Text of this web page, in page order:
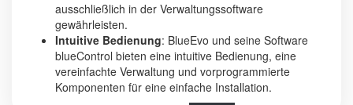
ausschließlich in der Verwaltungssoftware
gewährleisten.
Intuitive Bedienung: BlueEvo und seine Software
blueControl bieten eine intuitive Bedienung, eine
vereinfachte Verwaltung und vorprogrammierte
Komponenten für eine einfache Installation.